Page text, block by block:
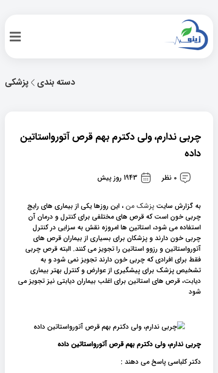
پزشکی دسته بندی
چربی ندارم، ولی دکترم بهم قرص آتورواستاتین
داده
0 نظر 1943 روز پیش
به گزارش سایت پزشک من، این روزها یکی از بیماری های رایج
چربی خون است که قرص های مختلفی برای کنترل و درمان آن
استفاده می شود، استاتین ها امروزه نقش به سزایی در کنترل
چربی خون دارند و پزشکان برای بسیاری از بیماران قرص های
آتورواستاتین و رزوو استاتین را تجویز می کنند. البته قرص چربی
فقط برای افرادی که چربی خون دارند تجویز نمی شود و به
تشخیص پزشک برای پیشگیری از عوارض و کنترل بهتر بیماری
دیابت، قرص های استاتین برای اغلب بیماران دیابتی نیز تجویز می
شود
چربی ندارم، ولی دکترم بهم قرص آتورواستاتین داده
دکتر کلباسی پاسخ می دهند :